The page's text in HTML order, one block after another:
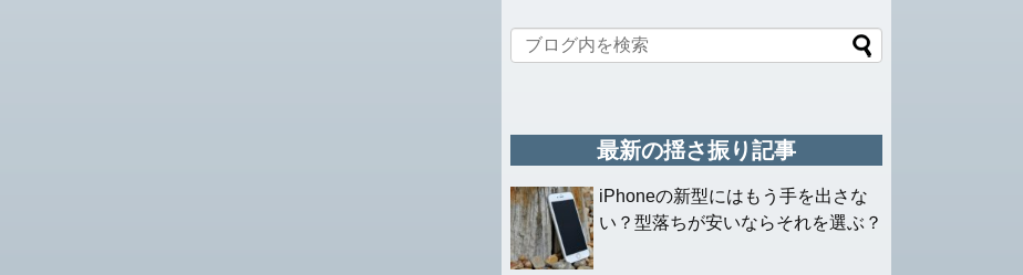
最新の揺さ振り記事
iPhoneの新型にはもう手を出さな
い？型落ちが安いならそれを選ぶ？